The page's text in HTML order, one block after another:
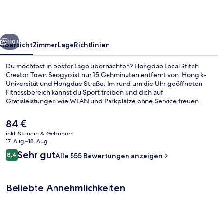
Weiter
110+
ÜbersichtZimmerLageRichtlinien
Du möchtest in bester Lage übernachten? Hongdae Local Stitch
Creator Town Seogyo ist nur 15 Gehminuten entfernt von: Hongik-
Universität und Hongdae Straße. Im rund um die Uhr geöffneten
Fitnessbereich kannst du Sport treiben und dich auf
Gratisleistungen wie WLAN und Parkplätze ohne Service freuen.
entfernt: Gyeongui Line Waldpark und Myeongdong Street.
Anderen Reisenden gefallen das hilfsbereite Personal und die Lage.
Die Unterkunft ist nur einen kurzen Fußmarsch von den öffentlichen
Verkehrsmitteln entfernt: Zur U-Bahn läuft man 8 Minuten (Station
Mangwon) bzw. 10 Minuten (Station Hongik-Universität).
Der
aktuelle
Preis
beträgt
84 €.
84 €
inkl. Steuern & Gebühren
17. Aug.–18. Aug.
Bewertungen
8,48,4 von 10.
Sehr gutAlle 555 Bewertungen anzeigen
Beliebte Annehmlichkeiten